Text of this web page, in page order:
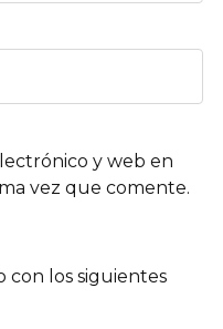
y web en
vez que comente.
con los siguientes